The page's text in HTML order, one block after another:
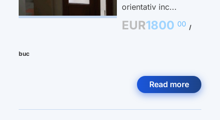
orientativ inc...
EUR1800 00 /
buc
Read more